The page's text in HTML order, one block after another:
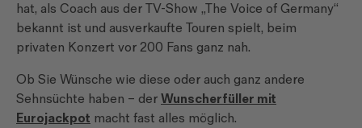
hat, als Coach aus der TV-Show „The Voice of Germany“
bekannt ist und ausverkaufte Touren spielt, beim
privaten Konzert vor 200 Fans ganz nah.
Ob Sie Wünsche wie diese oder auch ganz andere
Sehnsüchte haben – der Wunscherfüller mit
Eurojackpot macht fast alles möglich.